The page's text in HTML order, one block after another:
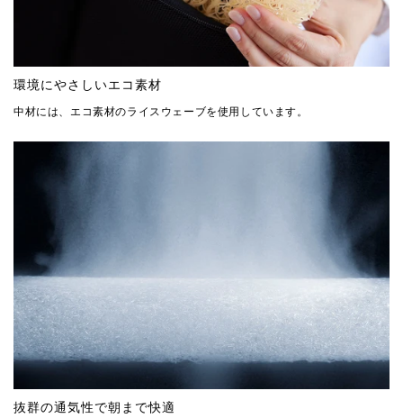
環境にやさしいエコ素材
中材には、エコ素材のライスウェーブを使用しています。
抜群の通気性で朝まで快適